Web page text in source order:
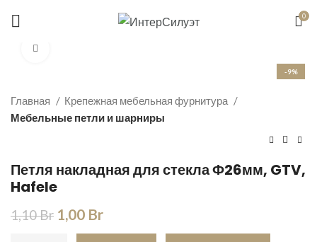
0
-9%
Главная
Крепежная мебельная фурнитура
Мебельные петли и шарниры
Петля накладная для стекла Ф26мм, GTV,
Hafele
1,10Br 1,00 Br
+375 (29) 655-00-39